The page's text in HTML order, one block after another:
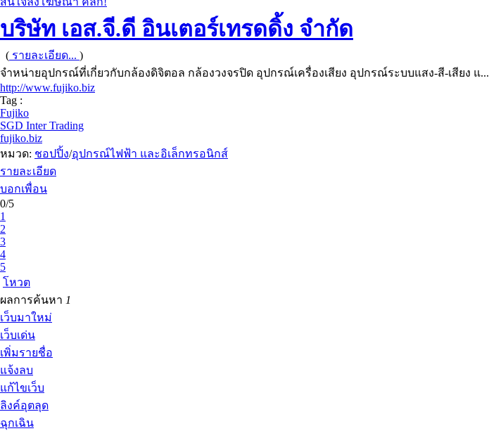
บริษัท เอส.จี.ดี อินเตอร์เทรดดิ้ง จำกัด
( รายละเอียด... )
จำหน่ายอุปกรณ์ที่เกี่ยวกับกล้องดิจิตอล กล้องวงจรปิด อุปกรณ์เครื่องเสียง อุปกรณ์ระบบแสง-สี-เสียง แ...
http://www.fujiko.biz
Tag :
Fujiko
SGD Inter Trading
fujiko.biz
หมวด: ชอปปิ้ง/อุปกรณ์ไฟฟ้า และอิเล็กทรอนิกส์
รายละเอียด
บอกเพื่อน
0/5
1
2
3
4
5
โหวต
ผลการค้นหา 1
เว็บมาใหม่
เว็บเด่น
เพิ่มรายชื่อ
แจ้งลบ
แก้ไขเว็บ
ลิงค์อุตลุด
ฉุกเฉิน